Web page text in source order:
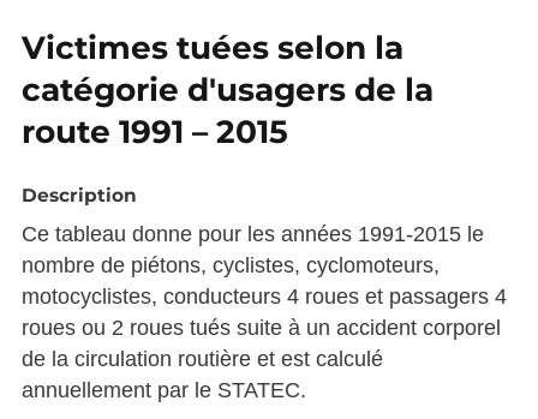
Victimes tuées selon la
catégorie d'usagers de la
route 1991 – 2015
Description
Ce tableau donne pour les années 1991-2015 le
nombre de piétons, cyclistes, cyclomoteurs,
motocyclistes, conducteurs 4 roues et passagers 4
roues ou 2 roues tués suite à un accident corporel
de la circulation routière et est calculé
annuellement par le STATEC.